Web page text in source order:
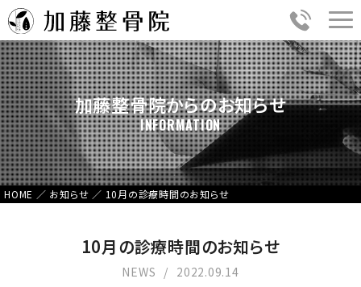
加藤整骨院からのお知らせ
INFORMATION
HOME ／ お知らせ ／ 10月の診療時間のお知らせ
10月の診療時間のお知らせ
NEWS 2022.09.14